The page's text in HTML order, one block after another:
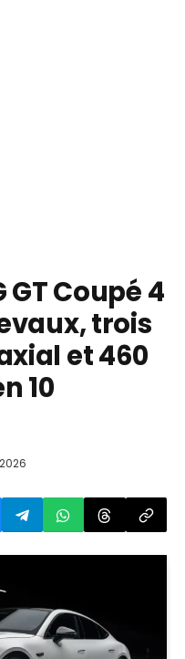
Coupé 4
trois
et 460
10